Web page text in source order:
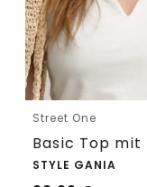
Street One
STYLE GANIA